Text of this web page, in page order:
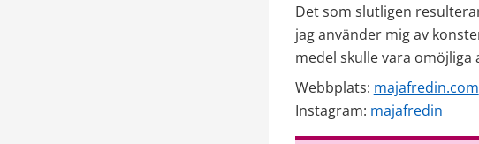
Det som slutligen
jag använder mig av
medel skulle vara
Webbplats: majafredin.com
Instagram: majafredin